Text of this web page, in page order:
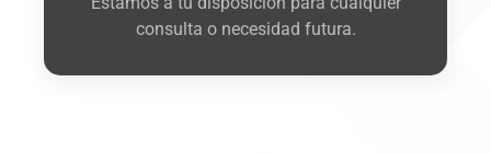
consulta o necesidad futura.